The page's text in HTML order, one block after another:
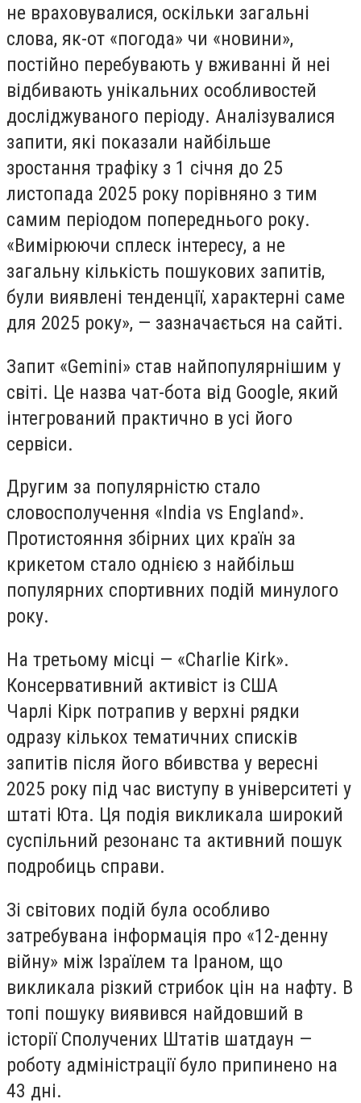
не враховувалися, оскільки загальні
слова, як-от «погода» чи «новини»,
постійно перебувають у вживанні й неі
відбивають унікальних особливостей
досліджуваного періоду. Аналізувалися
запити, які показали найбільше
зростання трафіку з 1 січня до 25
листопада 2025 року порівняно з тим
самим періодом попереднього року.
«Вимірюючи сплеск інтересу, а не
загальну кількість пошукових запитів,
були виявлені тенденції, характерні саме
для 2025 року», — зазначається на сайті.
Запит «Gemini» став найпопулярнішим у
світі. Це назва чат-бота від Google, який
інтегрований практично в усі його
сервіси.
Другим за популярністю стало
словосполучення «India vs England».
Протистояння збірних цих країн за
крикетом стало однією з найбільш
популярних спортивних подій минулого
року.
На третьому місці — «Charlie Kirk».
Консервативний активіст із США
Чарлі Кірк потрапив у верхні рядки
одразу кількох тематичних списків
запитів після його вбивства у вересні
2025 року під час виступу в університеті у
штаті Юта. Ця подія викликала широкий
суспільний резонанс та активний пошук
подробиць справи.
Зі світових подій була особливо
затребувана інформація про «12-денну
війну» між Ізраїлем та Іраном, що
викликала різкий стрибок цін на нафту. В
топі пошуку виявився найдовший в
історії Сполучених Штатів шатдаун —
роботу адміністрації було припинено на
43 дні.